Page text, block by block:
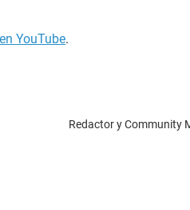
YouTube.
Redactor y Community